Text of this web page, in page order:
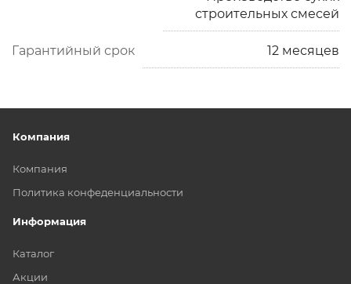
строительных смесей
Гарантийный срок 12 месяцев
Компания
Компания
Политика конфеденциальности
Информация
Каталог
Акции